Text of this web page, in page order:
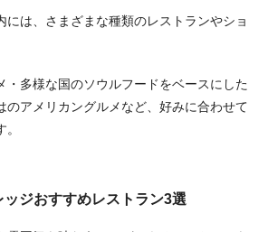
には、さまざまな種類のレストランやショ
・多様な国のソウルフードをベースにした
のアメリカングルメなど、好みに合わせて
ッジおすすめレストラン3選